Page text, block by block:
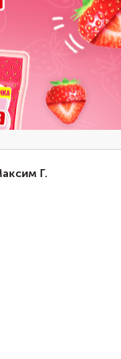
Г.